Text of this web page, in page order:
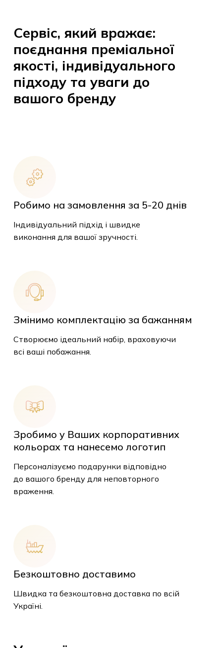
Сервіс, який вражає:
поєднання преміальної
якості, індивідуального
підходу та уваги до
вашого бренду
Робимо на замовлення за 5-20 днів
Індивідуальний підхід і швидке
виконання для вашої зручності.
Змінимо комплектацію за бажанням
Створюємо ідеальний набір, враховуючи
всі ваші побажання.
Зробимо у Ваших корпоративних
кольорах та нанесемо логотип
Персоналізуємо подарунки відповідно
до вашого бренду для неповторного
враження.
Безкоштовно доставимо
Швидка та безкоштовна доставка по всій
Україні.